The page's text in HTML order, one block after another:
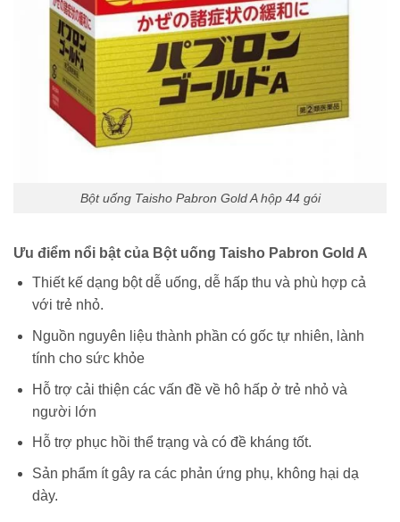
Bột uống Taisho Pabron Gold A hộp 44 gói
Ưu điểm nổi bật của Bột uống Taisho Pabron Gold A
Thiết kế dạng bột dễ uống, dễ hấp thu và phù hợp cả
với trẻ nhỏ.
Nguồn nguyên liệu thành phần có gốc tự nhiên, lành
tính cho sức khỏe
Hỗ trợ cải thiện các vấn đề về hô hấp ở trẻ nhỏ và
người lớn
Hỗ trợ phục hồi thể trạng và có đề kháng tốt.
Sản phẩm ít gây ra các phản ứng phụ, không hại dạ
dày.